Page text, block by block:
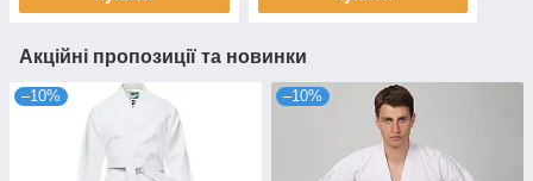
Акційні пропозиції та новинки
–10% –10%